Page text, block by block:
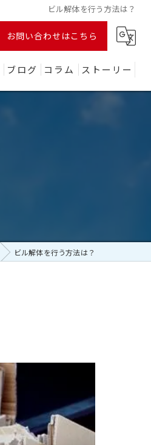
ビル解体を行う方法は？
お問い合わせはこちら
ブログ コラム ストーリー
ビル解体を行う方法は？